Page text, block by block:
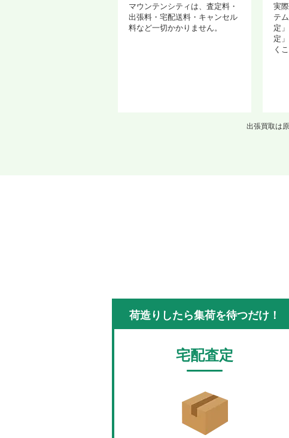
マウンテンシティは、査定料・
出張料・宅配送料・キャンセル
料など一切かかりません。
実
テ
定
定
く
出張買取は
荷造りしたら集荷を待つだけ！
宅配査定